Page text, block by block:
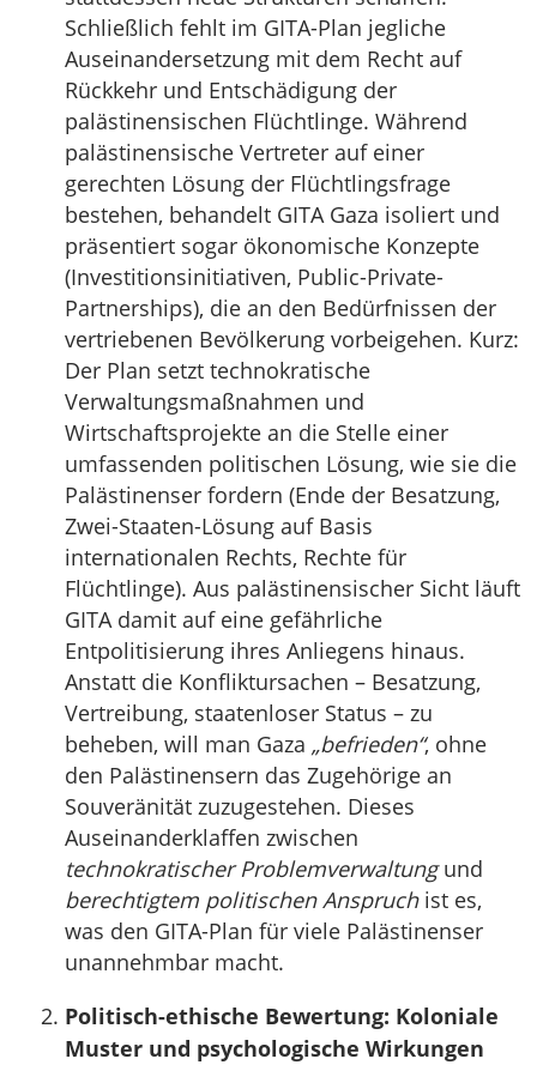
Schließlich fehlt im GITA-Plan jegliche
Auseinandersetzung mit dem Recht auf
Rückkehr und Entschädigung der
palästinensischen Flüchtlinge. Während
palästinensische Vertreter auf einer
gerechten Lösung der Flüchtlingsfrage
bestehen, behandelt GITA Gaza isoliert und
präsentiert sogar ökonomische Konzepte
(Investitionsinitiativen, Public-Private-
Partnerships), die an den Bedürfnissen der
vertriebenen Bevölkerung vorbeigehen. Kurz:
Der Plan setzt technokratische
Verwaltungsmaßnahmen und
Wirtschaftsprojekte an die Stelle einer
umfassenden politischen Lösung, wie sie die
Palästinenser fordern (Ende der Besatzung,
Zwei-Staaten-Lösung auf Basis
internationalen Rechts, Rechte für
Flüchtlinge). Aus palästinensischer Sicht läuft
GITA damit auf eine gefährliche
Entpolitisierung ihres Anliegens hinaus.
Anstatt die Konfliktursachen – Besatzung,
Vertreibung, staatenloser Status – zu
beheben, will man Gaza „befrieden“, ohne
den Palästinensern das Zugehörige an
Souveränität zuzugestehen. Dieses
Auseinanderklaffen zwischen
technokratischer Problemverwaltungund
berechtigtem politischen Anspruchist es,
was den GITA-Plan für viele Palästinenser
unannehmbar macht.
Politisch-ethische Bewertung: Koloniale
Muster und psychologische Wirkungen